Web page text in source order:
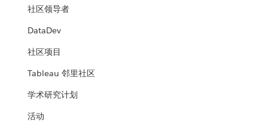
社区领导者
DataDev
社区项目
Tableau 邻里社区
学术研究计划
活动